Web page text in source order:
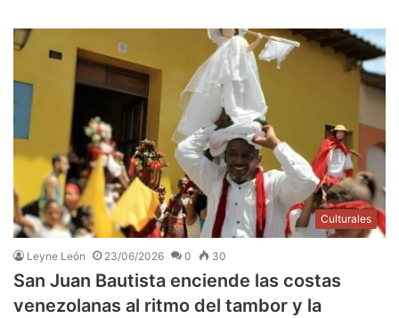
Culturales
Leyne León 23/06/2026 0 30
San Juan Bautista enciende las costas
venezolanas al ritmo del tambor y la